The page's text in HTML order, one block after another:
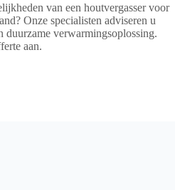
van een houtvergasser voor
Onze specialisten adviseren u
duurzame verwarmingsoplossing.
aan.